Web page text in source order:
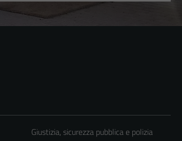
Giustizia, sicurezza pubblica e polizia